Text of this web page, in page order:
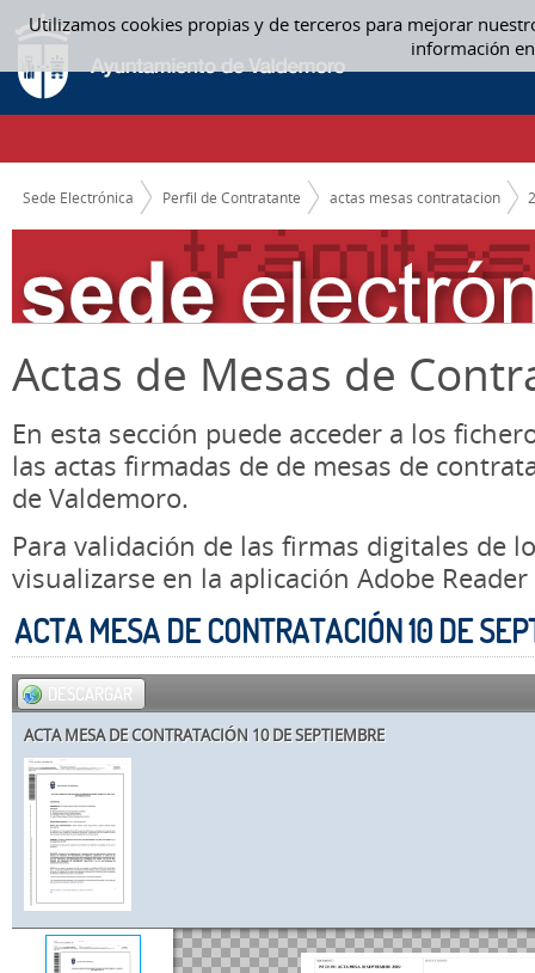
Utilizamos cookies propias y de terceros para mejorar
información
Saltar al contenido
ACTAS MESAS CONTRATACION
CAMINO DE MIGAS
Sede Electrónica Perfil de Contratante actas mesas contratacion
Actas de Mesas de
En esta sección puede acceder a los
las actas firmadas de de mesas de
de Valdemoro.
Para validación de las firmas digitales de
visualizarse en la aplicación Adobe Reader
ACTA MESA DE CONTRATACIÓN 10 DE
DESCARGAR
ACTA MESA DE CONTRATACIÓN 10 DE SEPTIEMBRE